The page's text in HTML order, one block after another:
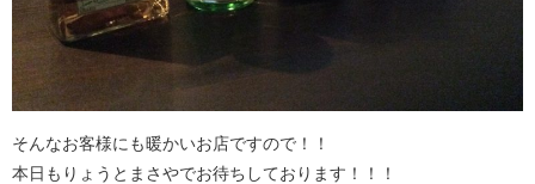
そんなお客様にも暖かいお店ですので！！
本日もりょうとまさやでお待ちしております！！！